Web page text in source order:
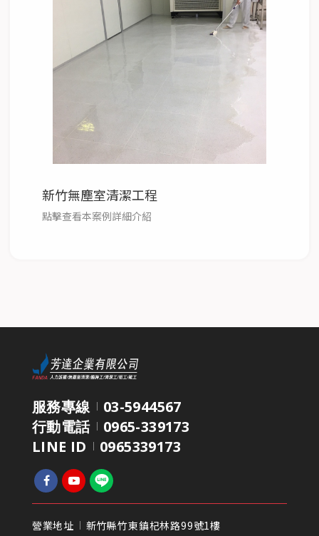
新竹無塵室清潔工程
點擊查看本案例詳細介紹
服務專線
03-5944567
行動電話
0965-339173
LINE ID
0965339173
營業地址
新竹縣竹東鎮杞林路99號1樓